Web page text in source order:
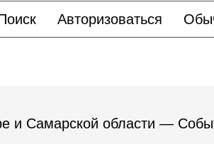
Авторизоваться
и Самарской области —